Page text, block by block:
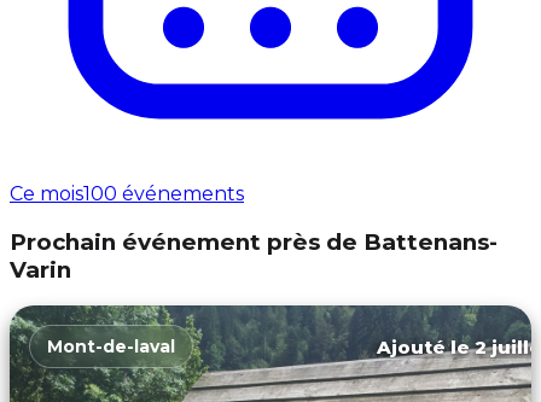
Ce mois100 événements
Prochain événement près de Battenans-
Varin
Mont-de-laval Ajouté le 2